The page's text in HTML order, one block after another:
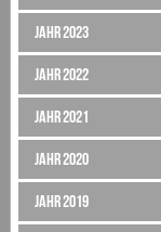
Jahr 2023
Jahr 2022
Jahr 2021
Jahr 2020
Jahr 2019